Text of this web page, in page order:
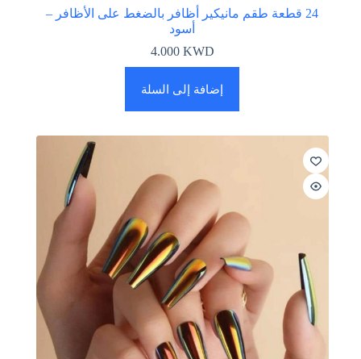
24 قطعة طقم مانيكير أظافر بالضغط على الأظافر –
أسود
4.000 KWD
إضافة إلى السلة